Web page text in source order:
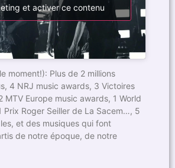
et activer ce contenu
moment!): Plus de 2 millions
4 NRJ music awards, 3 Victoires
MTV Europe music awards, 1 World
Prix Roger Seiller de La Sacem…, 5
et des musiques qui font
de notre époque, de notre